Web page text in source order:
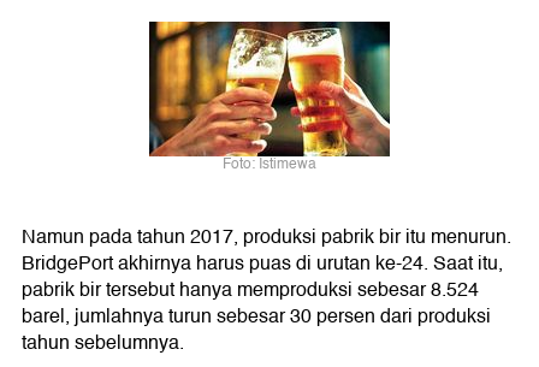
Foto: Istimewa
Namun pada tahun 2017, produksi pabrik bir itu menurun.
BridgePort akhirnya harus puas di urutan ke-24. Saat itu,
pabrik bir tersebut hanya memproduksi sebesar 8.524
barel, jumlahnya turun sebesar 30 persen dari produksi
tahun sebelumnya.